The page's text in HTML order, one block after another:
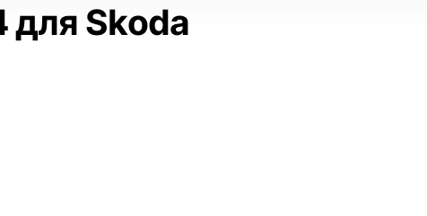
Skoda